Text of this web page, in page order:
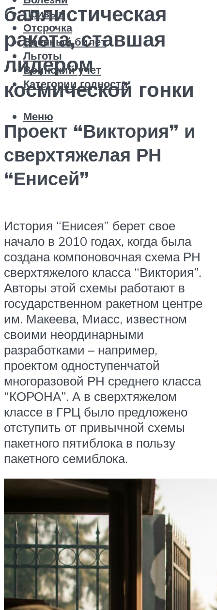
Призыв
Отсрочка
Военный билет
Льготы
Воинский учет
Категории годности
Меню
баллистическая
ракета, ставшая
лидером
космической гонки
Проект “Виктория” и
сверхтяжелая РН
“Енисей”
История “Енисея” берет свое
начало в 2010 годах, когда была
создана компоновочная схема РН
сверхтяжелого класса “Виктория”.
Авторы этой схемы работают в
государственном ракетном центре
им. Макеева, Миасс, известном
своими неординарными
разработками – например,
проектом одноступенчатой
многоразовой РН среднего класса
“КОРОНА”. А в сверхтяжелом
классе в ГРЦ было предложено
отступить от привычной схемы
пакетного пятиблока в пользу
пакетного семиблока.